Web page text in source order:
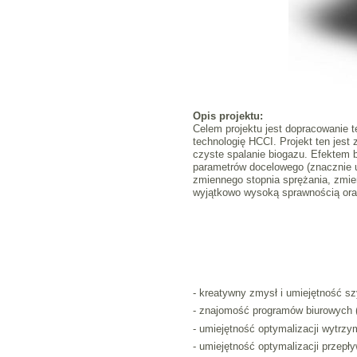
Opis projektu:
Celem projektu jest dopracowanie
technologię HCCI. Projekt ten jest
czyste spalanie biogazu. Efektem
parametrów docelowego
zmiennego stopnia sprężania,
wyjątkowo wysoką sprawnością
- kreatywny zmysł i umiejętność
- znajomość programów
- umiejętność optymalizacji
- umiejętność optymalizacji